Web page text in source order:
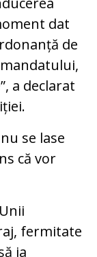
dat
de
a declarat
se lase
că vor
fermitate
ia